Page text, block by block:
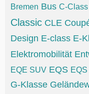
Bremen Bus C-Class
Classic CLE
Design E-class E-
Elektromobilität
EQE SUV EQS
G-Klasse